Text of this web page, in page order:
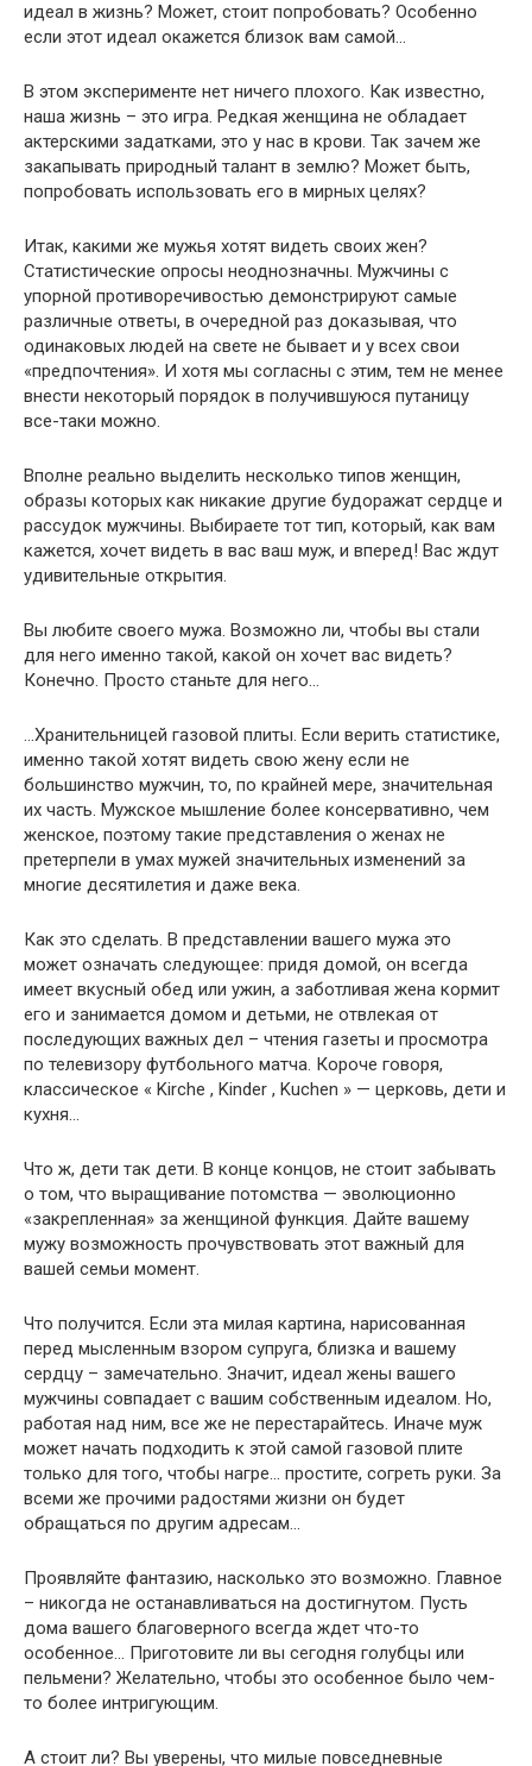
идеал в жизнь? Может, стоит попробовать? Особенно
если этот идеал окажется близок вам самой…
В этом эксперименте нет ничего плохого. Как известно,
наша жизнь – это игра. Редкая женщина не обладает
актерскими задатками, это у нас в крови. Так зачем же
закапывать природный талант в землю? Может быть,
попробовать использовать его в мирных целях?
Итак, какими же мужья хотят видеть своих жен?
Статистические опросы неоднозначны. Мужчины с
упорной противоречивостью демонстрируют самые
различные ответы, в очередной раз доказывая, что
одинаковых людей на свете не бывает и у всех свои
«предпочтения». И хотя мы согласны с этим, тем не менее
внести некоторый порядок в получившуюся путаницу
все-таки можно.
Вполне реально выделить несколько типов женщин,
образы которых как никакие другие будоражат сердце и
рассудок мужчины. Выбираете тот тип, который, как вам
кажется, хочет видеть в вас ваш муж, и вперед! Вас ждут
удивительные открытия.
Вы любите своего мужа. Возможно ли, чтобы вы стали
для него именно такой, какой он хочет вас видеть?
Конечно. Просто станьте для него…
…Хранительницей газовой плиты. Если верить статистике,
именно такой хотят видеть свою жену если не
большинство мужчин, то, по крайней мере, значительная
их часть. Мужское мышление более консервативно, чем
женское, поэтому такие представления о женах не
претерпели в умах мужей значительных изменений за
многие десятилетия и даже века.
Как это сделать. В представлении вашего мужа это
может означать следующее: придя домой, он всегда
имеет вкусный обед или ужин, а заботливая жена кормит
его и занимается домом и детьми, не отвлекая от
последующих важных дел – чтения газеты и просмотра
по телевизору футбольного матча. Короче говоря,
классическое « Kirche , Kinder , Kuchen » — церковь, дети и
кухня…
Что ж, дети так дети. В конце концов, не стоит забывать
о том, что выращивание потомства — эволюционно
«закрепленная» за женщиной функция. Дайте вашему
мужу возможность прочувствовать этот важный для
вашей семьи момент.
Что получится. Если эта милая картина, нарисованная
перед мысленным взором супруга, близка и вашему
сердцу – замечательно. Значит, идеал жены вашего
мужчины совпадает с вашим собственным идеалом. Но,
работая над ним, все же не перестарайтесь. Иначе муж
может начать подходить к этой самой газовой плите
только для того, чтобы нагре… простите, согреть руки. За
всеми же прочими радостями жизни он будет
обращаться по другим адресам…
Проявляйте фантазию, насколько это возможно. Главное
– никогда не останавливаться на достигнутом. Пусть
дома вашего благоверного всегда ждет что-то
особенное… Приготовите ли вы сегодня голубцы или
пельмени? Желательно, чтобы это особенное было чем-
то более интригующим.
А стоит ли? Вы уверены, что милые повседневные